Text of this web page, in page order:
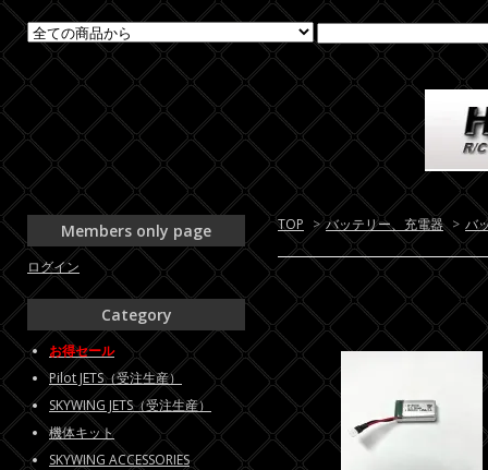
TOP > バッテリー、充電器 > バ
Members only page
ログイン
Category
お得セール
Pilot JETS（受注生産）
SKYWING JETS（受注生産）
機体キット
SKYWING ACCESSORIES